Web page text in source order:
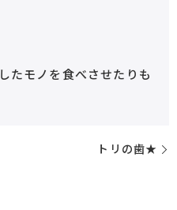
たモノを食べさせたりも
トリの歯★